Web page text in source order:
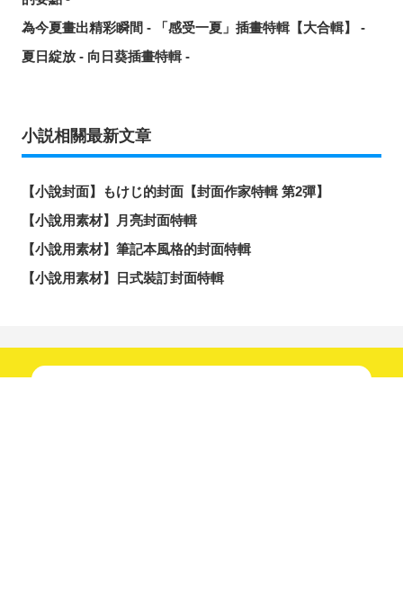
為今夏畫出精彩瞬間 - 「感受一夏」插畫特輯【大合輯】 -
夏日綻放 - 向日葵插畫特輯 -
小説相關最新文章
【小說封面】もけじ的封面【封面作家特輯 第2彈】
【小說用素材】月亮封面特輯
【小說用素材】筆記本風格的封面特輯
【小說用素材】日式裝訂封面特輯